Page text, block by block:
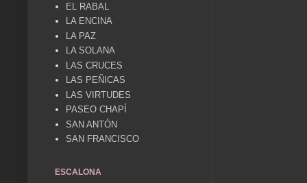
EL RABAL
LA ENCINA
LA PAZ
LA SOLANA
LAS CRUCES
LAS PEÑICAS
LAS VIRTUDES
PASEO CHAPÍ
SAN ANTÓN
SAN FRANCISCO
ESCALONA